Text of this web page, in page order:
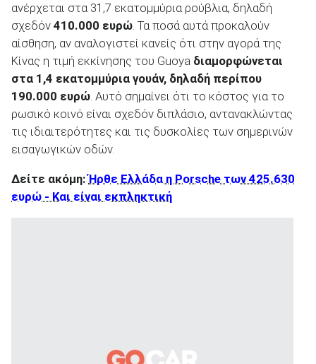
ανέρχεται στα 31,7 εκατομμύρια ρούβλια, δηλαδή
σχεδόν 410.000 ευρώ. Τα ποσά αυτά προκαλούν
αίσθηση, αν αναλογιστεί κανείς ότι στην αγορά της
Κίνας η τιμή εκκίνησης του Guoya διαμορφώνεται
στα 1,4 εκατομμύρια γουάν, δηλαδή περίπου
190.000 ευρώ. Αυτό σημαίνει ότι το κόστος για το
ρωσικό κοινό είναι σχεδόν διπλάσιο, αντανακλώντας
τις ιδιαιτερότητες και τις δυσκολίες των σημερινών
εισαγωγικών οδών.
Δείτε ακόμη:Ήρθε Ελλάδα η Porsche των 425.630
ευρώ - Και είναι εκπληκτική